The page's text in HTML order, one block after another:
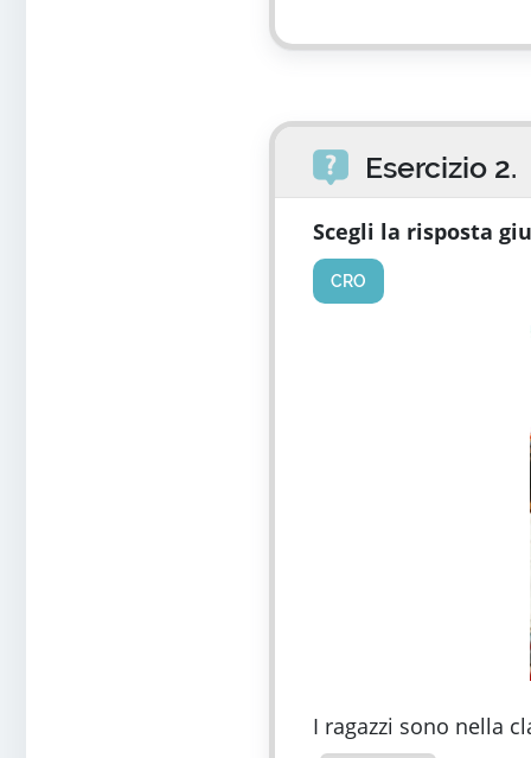
Esercizio 2.
Scegli la risposta
CRO
I ragazzi sono nella